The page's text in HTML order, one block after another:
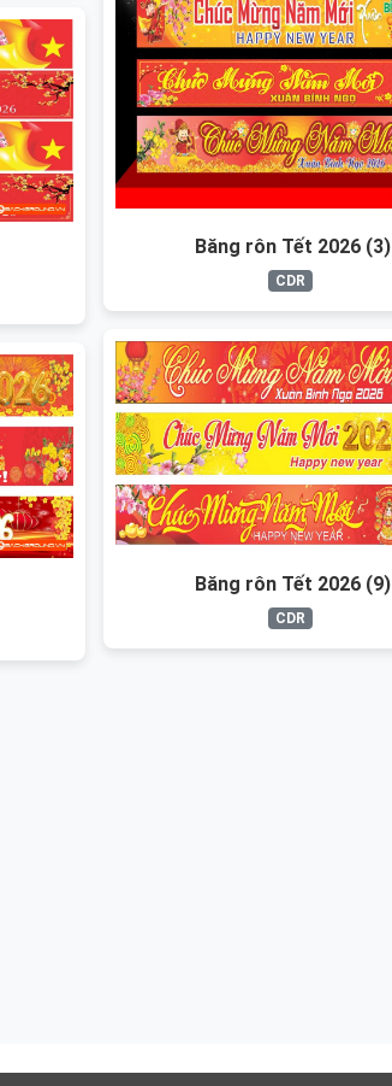
Băng rôn Tết 2026 (3)
CDR
Băng rôn Tết 2026 (9)
CDR